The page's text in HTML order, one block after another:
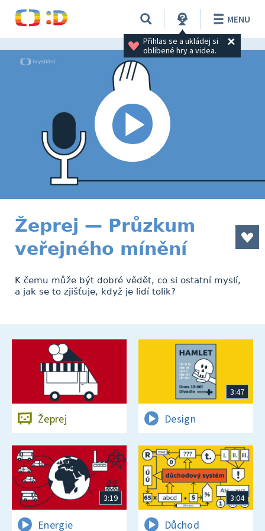
Přihlas se a ukládej si
oblíbené hry a videa.
MENU
Žeprej — Průzkum
veřejného mínění
K čemu může být dobré vědět, co si ostatní myslí,
a jak se to zjišťuje, když je lidí tolik?
Žeprej
3:47
Design
3:19
Energie
3:04
Důchod